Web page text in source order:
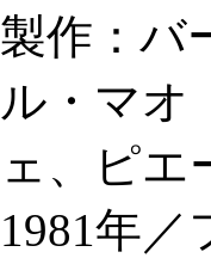
製作：バ
ル・マ
ェ、ピエ
1981年